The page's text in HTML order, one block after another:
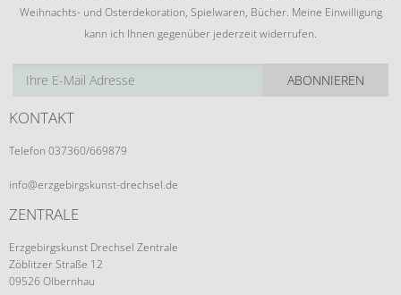
Weihnachts- und Osterdekoration, Spielwaren, Bücher. Meine Einwilligung
kann ich Ihnen gegenüber jederzeit widerrufen.
ABONNIEREN
KONTAKT
Telefon 037360/669879
info@erzgebirgskunst-drechsel.de
ZENTRALE
Erzgebirgskunst Drechsel Zentrale
Zöblitzer Straße 12
09526 Olbernhau